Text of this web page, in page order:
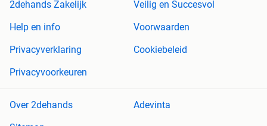
2dehands Zakelijk
Veilig en Succesvol
Help en info
Voorwaarden
Privacyverklaring
Cookiebeleid
Privacyvoorkeuren
Over 2dehands
Adevinta